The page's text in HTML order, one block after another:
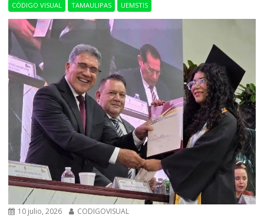
CÓDIGO VISUAL TAMAULIPAS UEMSTIS
10 julio, 2026 CODIGOVISUAL